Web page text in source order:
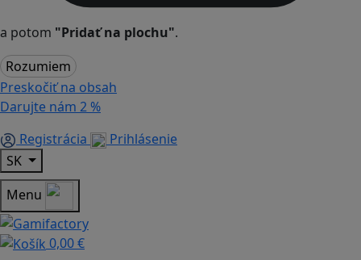
a potom "Pridať na plochu".
Rozumiem
Preskočiť na obsah
Darujte nám 2 %
Registrácia
Prihlásenie
SK
Menu
0,00 €